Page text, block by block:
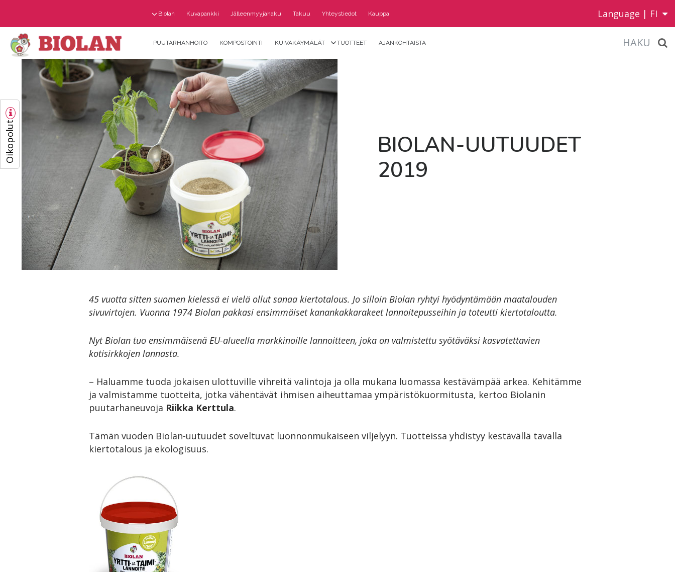
Oikopolut
Biolan Kuvapankki Jälleenmyyjähaku Takuu Yhteystiedot Kauppa Language | FI
PUUTARHANHOITO KOMPOSTOINTI KUIVAKÄYMÄLÄT TUOTTEET AJANKOHTAISTA HAKU
BIO­LAN-UU­TUU­DET
2019
45 vuotta sitten suomen kielessä ei vielä ollut sanaa kiertotalous. Jo silloin Biolan ryhtyi hyödyntämään maatalouden
sivuvirtojen. Vuonna 1974 Biolan pakkasi ensimmäiset kanankakkarakeet lannoitepusseihin ja toteutti kiertotaloutta.
Nyt Biolan tuo ensimmäisenä EU-alueella markkinoille lannoitteen, joka on valmistettu syötäväksi kasvatettavien
kotisirkkojen lannasta.
– Haluamme tuoda jokaisen ulottuville vihreitä valintoja ja olla mukana luomassa kestävämpää arkea. Kehitämme
ja valmistamme tuotteita, jotka vähentävät ihmisen aiheuttamaa ympäristökuormitusta, kertoo Biolanin
puutarhaneuvoja Riikka Kerttula.
Tämän vuoden Biolan-uutuudet soveltuvat luonnonmukaiseen viljelyyn. Tuotteissa yhdistyy kestävällä tavalla
kiertotalous ja ekologisuus.